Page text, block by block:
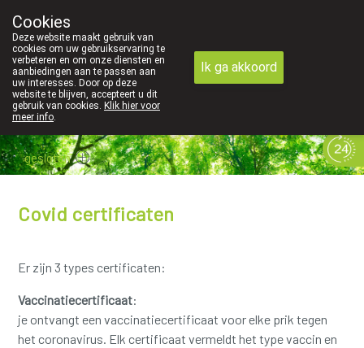
gesloten
Covid certificaten
Er zijn 3 types certificaten:
Vaccinatiecertificaat:
je ontvangt een vaccinatiecertificaat voor elke prik tegen
het coronavirus. Elk certificaat vermeldt het type vaccin en
Cookies
Deze website maakt gebruik van
cookies om uw gebruikservaring te
verbeteren en om onze diensten en
aanbiedingen aan te passen aan
uw interesses. Door op deze
website te blijven, accepteert u dit
gebruik van cookies. Klik hier voor
meer info.
Ik ga akkoord